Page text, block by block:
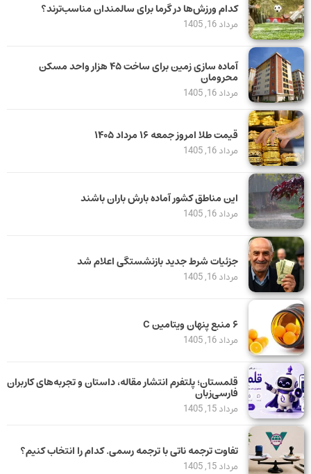
کدام ورزش‌ها در گرما برای سالمندان مناسب‌ترند؟
مرداد 16, 1405
آماده سازی زمین برای ساخت ۴۵ هزار واحد مسکن
محرومان
مرداد 16, 1405
قیمت طلا امروز جمعه ۱۶ مرداد ۱۴۰۵
مرداد 16, 1405
این مناطق کشور آماده بارش باران باشند
مرداد 16, 1405
جزئیات شرط جدید بازنشستگی اعلام شد
مرداد 16, 1405
۶ منبع پنهان ویتامین C
مرداد 16, 1405
قلمستان؛ پلتفرم انتشار مقاله، داستان و تجربه‌های کاربران
فارسی‌زبان
مرداد 15, 1405
تفاوت ترجمه ناتی با ترجمه رسمی. کدام را انتخاب کنیم؟
مرداد 15, 1405